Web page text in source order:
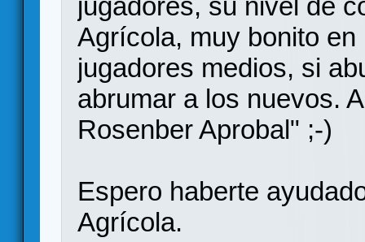
jugadores, su nivel de
Agrícola, muy bonito
jugadores medios, si
abrumar a los nuevos.
Rosenber Aprobal" ;-)
Espero haberte
Agrícola.